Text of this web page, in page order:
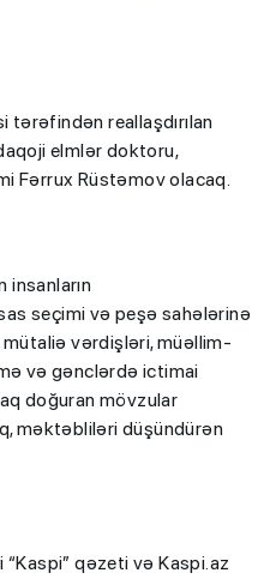
tərəfindən reallaşdırılan
elmlər doktoru,
Fərrux Rüstəmov olacaq.
seçimi və peşə sahələrinə
vərdişləri, müəllim-
və gənclərdə ictimai
doğuran mövzular
məktəbliləri düşündürən
qəzeti və Kaspi.az